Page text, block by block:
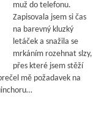
muž do telefonu.
Zapisovala jsem si čas
na barevný kluzký
letáček a snažila se
mrkáním rozehnat slzy,
přes které jsem stěží
mě požadavek na